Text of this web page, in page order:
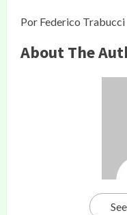
Por Federico Trabucci
About The